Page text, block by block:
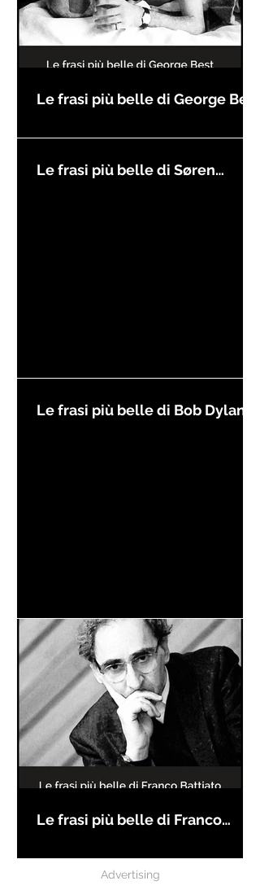
Le frasi più belle di George Best
Le frasi più belle di Søren
Le frasi più belle di Bob Dylan
Le frasi più belle di Franco
Advertising